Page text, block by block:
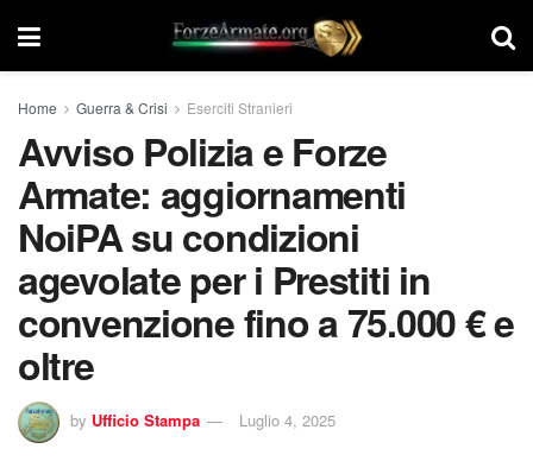
Home Guerra & Crisi Eserciti Stranieri
Avviso Polizia e Forze
Armate: aggiornamenti
NoiPA su condizioni
agevolate per i Prestiti in
convenzione fino a 75.000 € e
oltre
by Ufficio Stampa Luglio 4, 2025